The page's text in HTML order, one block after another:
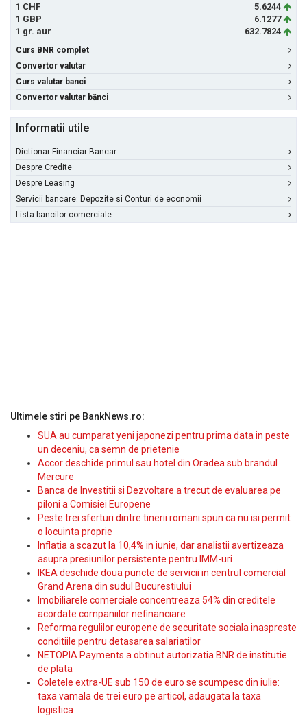
1 CHF
5.6244
1 GBP
6.1277
1 gr. aur
632.7824
Curs BNR complet
Convertor valutar
Curs valutar banci
Convertor valutar bănci
Informatii utile
Dictionar Financiar-Bancar
Despre Credite
Despre Leasing
Servicii bancare: Depozite si Conturi de economii
Lista bancilor comerciale
Ultimele stiri pe BankNews.ro:
SUA au cumparat yeni japonezi pentru prima data in peste
un deceniu, ca semn de prietenie
Accor deschide primul sau hotel din Oradea sub brandul
Mercure
Banca de Investitii si Dezvoltare a trecut de evaluarea pe
piloni a Comisiei Europene
Peste trei sferturi dintre tinerii romani spun ca nu isi permit
o locuinta proprie
Inflatia a scazut la 10,4% in iunie, dar analistii avertizeaza
asupra presiunilor persistente pentru IMM-uri
IKEA deschide doua puncte de servicii in centrul comercial
Grand Arena din sudul Bucurestiului
Imobiliarele comerciale concentreaza 54% din creditele
acordate companiilor nefinanciare
Reforma regulilor europene de securitate sociala inaspreste
conditiile pentru detasarea salariatilor
NETOPIA Payments a obtinut autorizatia BNR de institutie
de plata
Coletele extra-UE sub 150 de euro se scumpesc din iulie:
taxa vamala de trei euro pe articol, adaugata la taxa
logistica